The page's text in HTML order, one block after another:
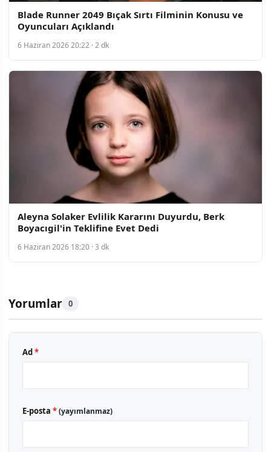
Blade Runner 2049 Bıçak Sırtı Filminin Konusu ve
Oyuncuları Açıklandı
6 Haziran 2026 20:22 · 2 dk
Aleyna Solaker Evlilik Kararını Duyurdu, Berk
Boyacıgil'in Teklifine Evet Dedi
6 Haziran 2026 18:20 · 3 dk
Yorumlar 0
Ad*
E-posta *(yayımlanmaz)